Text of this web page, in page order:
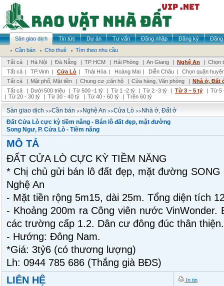
Sàn giao dịch Tin tức Dự án Tư vấn Đăng nhập Đăng ký
Đăng
Cần bán
Cho thuê
Tìm theo nhu cầu
Tất cả
| Hà Nội | Đà Nẵng | TP HCM | Hải Phòng | An Giang | Nghệ An | Chọn
Tất cả | TP.Vinh | Cửa Lò | Thái Hòa | Hoàng Mai | Diễn Châu |
Chọn quận
Tất cả
| Mặt phố, Mặt tiền | Chung cư ,căn hộ | Cửa hàng, Văn phòng | Nhà ở, Đất
Tất cả
| Dưới 500 triệu | Từ 500 -1 tỷ | Từ 1 -2 tỷ | Từ 2 -3 tỷ | Từ 3 – 5 tỷ | Từ 5
| Từ 20 - 30 tỷ | Từ 30 - 40 tỷ | Từ 40 - 60 tỷ | Trên 60 tỷ
Sàn giao dịch >>Cần bán >>Nghệ An >>Cửa Lò >>Nhà ở, Đất ở
Đất Cửa Lò cực kỳ tiềm năng - Bán lô đất đẹp, mặt đường
Song Ngư, P. Cửa Lò - Tiềm năng
MÔ TẢ
ĐẤT CỬA LÒ CỰC KỲ TIỀM NĂNG
* Chị chủ gửi bán lô đất đẹp, mặt đường
Nghệ An
- Mặt tiền rộng 5m15, dài 25m. Tổng diện tích
- Khoảng 200m ra Công viên nước VinWonder.
các trường cấp 1.2. Dân cư đông đúc thân thiện.
- Hướng: Đông Nam.
*Giá: 3tỷ6 (có thương lượng)
Lh: 0944 785 686 (Thắng già BĐS)
LIÊN HỆ
In tin